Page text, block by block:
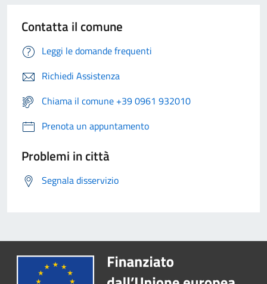
Contatta il comune
Leggi le domande frequenti
Richiedi Assistenza
Chiama il comune +39 0961 932010
Prenota un appuntamento
Problemi in città
Segnala disservizio